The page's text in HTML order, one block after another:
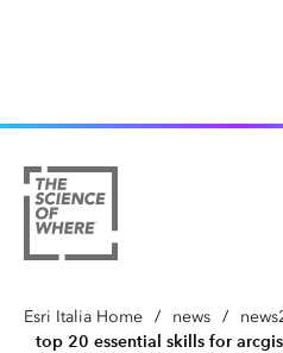
Esri Italia Home / news /
top 20 essential skills for